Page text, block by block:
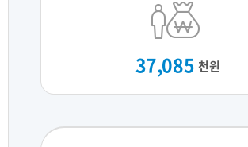
37,085 천원